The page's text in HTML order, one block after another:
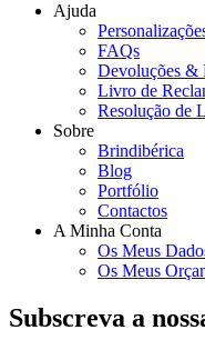
Ajuda
FAQs
Devoluções &
Livro de
Resolução de
Sobre
Brindibérica
Blog
Portfólio
Contactos
A Minha Conta
Os Meus
Os Meus
Subscreva a